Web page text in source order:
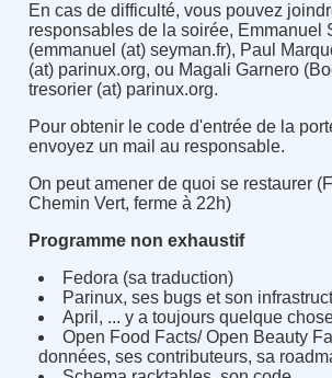
En cas de difficulté, vous pouvez
responsables de la soirée, Emmanuel
(emmanuel (at) seyman.fr), Paul
(at) parinux.org, ou Magali Garnero
tresorier (at) parinux.org.
Pour obtenir le code d'entrée de la
envoyez un mail au responsable.
On peut amener de quoi se restaurer
Chemin Vert, ferme à 22h)
Programme non exhaustif
Fedora (sa traduction)
Parinux, ses bugs et son
April, ... y a toujours quelque
Open Food Facts/ Open Beauty
données, ses contributeurs, sa